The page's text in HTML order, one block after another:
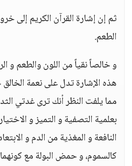
ثم إن إشارة القرآن الكريم إلى
الطعم.
و خالصاً نقياً من اللون والطعم و
هذه الإشارة تدل على نعمة
مما يلفت النظر أنك ترى غدتي
بعلمية التصفية و التميز و
النافعة و المغذية من الدم و
كالسموم، و حمض البولة مع